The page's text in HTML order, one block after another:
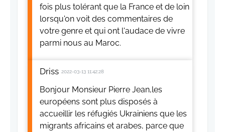
fois plus tolérant que la France et de loin
lorsqu'on voit des commentaires de
votre genre et qui ont l'audace de vivre
parmi nous au Maroc.
Driss 2022-03-13 11:42:28
Bonjour Monsieur Pierre Jean,les
européens sont plus disposés à
accueillir les réfugiés Ukrainiens que les
migrants africains et arabes, parce que